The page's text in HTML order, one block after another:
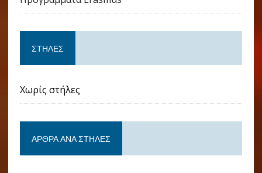
ΣΤΉΛΕΣ
Χωρίς στήλες
ΆΡΘΡΑ ΑΝΆ ΣΤΉΛΕΣ